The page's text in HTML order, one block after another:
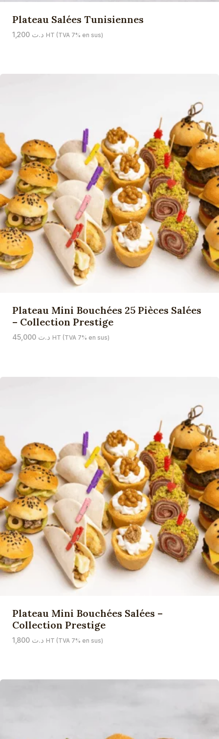
Plateau Salées Tunisiennes
د.ت 1,200 HT (TVA 7% en sus)
Plateau Mini Bouchées 25 Pièces Salées
– Collection Prestige
د.ت 45,000 HT (TVA 7% en sus)
Plateau Mini Bouchées Salées –
Collection Prestige
د.ت 1,800 HT (TVA 7% en sus)